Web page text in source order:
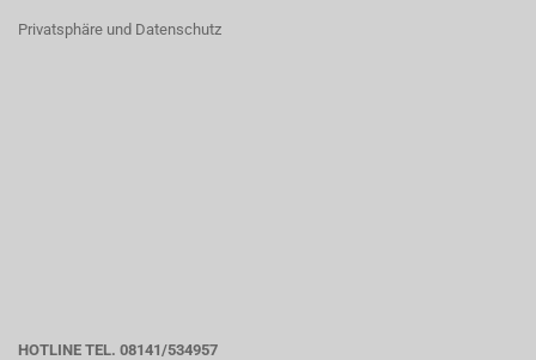
Privatsphäre und Datenschutz
HOTLINE TEL. 08141/534957